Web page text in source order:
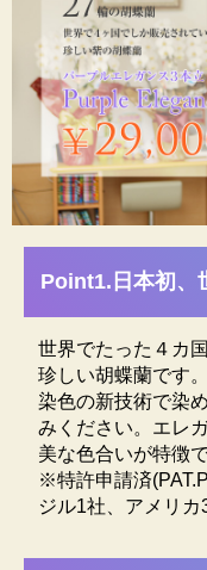
き、改めて割引後
愛知県豊橋
日本
エレガンスシリー
蘭は、愛知県豊橋
す。松浦園芸は、
鉢を越える日本ト
界4ヶ国で特許取得
な胡蝶蘭にこだわ
Point1.日本初、
世界でたった４カ
珍しい胡蝶蘭です
染色の新技術で染
みください。エレ
美な色合いが特徴で
※特許申請済
ジル1社、アメリカ